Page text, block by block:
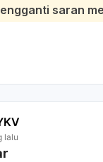
perubahan
hati
potensi
termasuk
dapat
saran
lalu